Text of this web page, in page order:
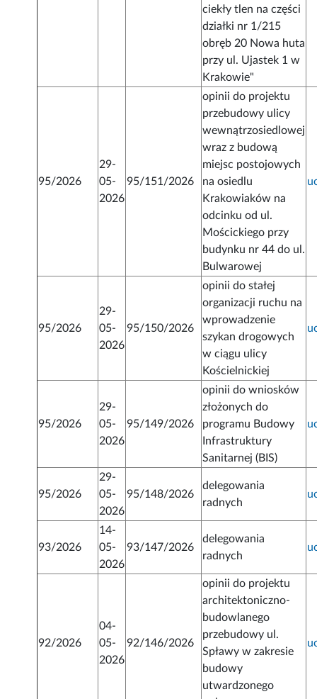
ciekły tlen na części
działki nr 1/215
obręb 20 Nowa huta
przy ul. Ujastek 1 w
Krakowie"
95/2026
29-
05-
2026
95/151/2026
opinii do projektu
przebudowy ulicy
wewnątrzosiedlowej
wraz z budową
miejsc postojowych
na osiedlu
Krakowiaków na
odcinku od ul.
Mościckiego przy
budynku nr 44 do ul.
Bulwarowej
95/2026
29-
05-
2026
95/150/2026
opinii do stałej
organizacji ruchu na
wprowadzenie
szykan drogowych
w ciągu ulicy
Kościelnickiej
95/2026
29-
05-
2026
95/149/2026
opinii do wniosków
złożonych do
programu Budowy
Infrastruktury
Sanitarnej (BIS)
95/2026
29-
05-
2026
95/148/2026
delegowania
radnych
93/2026
14-
05-
2026
93/147/2026
delegowania
radnych
92/2026
04-
05-
2026
92/146/2026
opinii do projektu
architektoniczno-
budowlanego
przebudowy ul.
Spławy w zakresie
budowy
utwardzonego